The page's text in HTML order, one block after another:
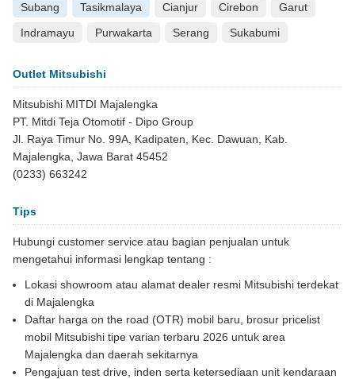
Subang Tasikmalaya Cianjur Cirebon
Garut
Indramayu
Purwakarta Serang Sukabumi
Outlet Mitsubishi
Mitsubishi MITDI Majalengka
PT. Mitdi Teja Otomotif - Dipo Group
Jl. Raya Timur No. 99A, Kadipaten, Kec. Dawuan, Kab.
Majalengka, Jawa Barat 45452
(0233) 663242
Tips
Hubungi customer service atau bagian penjualan untuk
mengetahui informasi lengkap tentang :
Lokasi showroom atau alamat dealer resmi Mitsubishi terdekat
di Majalengka
Daftar harga on the road (OTR) mobil baru, brosur pricelist
mobil Mitsubishi tipe varian terbaru 2026 untuk area
Majalengka dan daerah sekitarnya
Pengajuan test drive, inden serta ketersediaan unit kendaraan